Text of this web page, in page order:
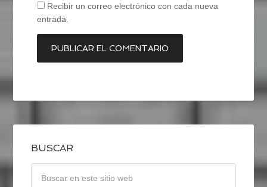
Recibir un correo electrónico con cada nueva
entrada.
BUSCAR